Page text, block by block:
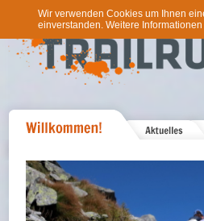
Wir verwenden Cookies um Ihnen
einverstanden. Weitere